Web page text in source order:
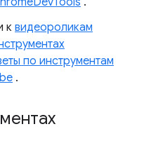
к видеороликам
по инструментам
.